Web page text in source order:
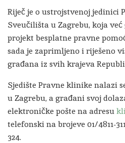
Riječ je o ustrojstvenoj jedinici
Sveučilišta u Zagrebu, koja
projekt besplatne pravne
sada je zaprimljeno i riješeno
građana iz svih krajeva
Sjedište Pravne klinike nalazi
u Zagrebu, a građani svoj
elektroničke pošte na adresu
telefonski na brojeve 01/4811-
324.